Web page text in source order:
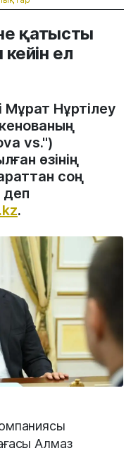
қатысты
ел
Нұртілеу
vs.")
өзінің
соң
.
Алмаз